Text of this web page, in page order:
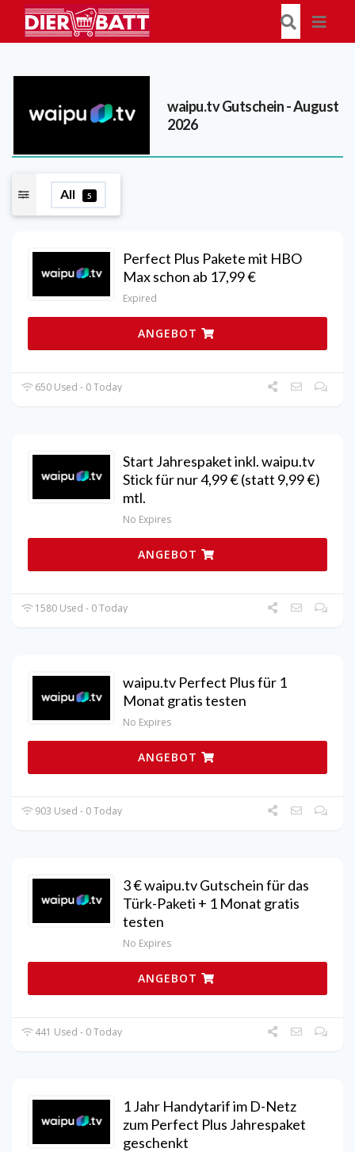
waipu.tvGutschein - August
2026
All 5
Perfect Plus Pakete mit HBO
Max schon ab 17,99 €
Expired
ANGEBOT
650 Used - 0 Today
Start Jahrespaket inkl. waipu.tv
Stick für nur 4,99 € (statt 9,99 €)
mtl.
No Expires
ANGEBOT
1580 Used - 0 Today
waipu.tv Perfect Plus für 1
Monat gratis testen
No Expires
ANGEBOT
903 Used - 0 Today
3 € waipu.tv Gutschein für das
Türk-Paketi + 1 Monat gratis
testen
No Expires
ANGEBOT
441 Used - 0 Today
1 Jahr Handytarif im D-Netz
zum Perfect Plus Jahrespaket
geschenkt